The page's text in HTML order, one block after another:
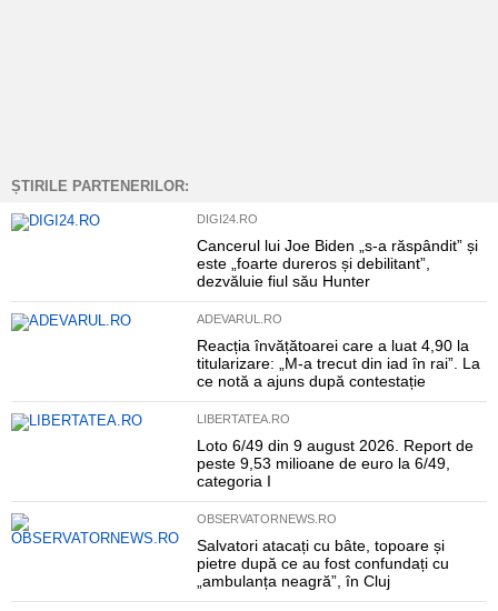
ȘTIRILE PARTENERILOR:
DIGI24.RO
Cancerul lui Joe Biden „s-a răspândit” și
este „foarte dureros și debilitant”,
dezvăluie fiul său Hunter
ADEVARUL.RO
Reacția învățătoarei care a luat 4,90 la
titularizare: „M-a trecut din iad în rai”. La
ce notă a ajuns după contestație
LIBERTATEA.RO
Loto 6/49 din 9 august 2026. Report de
peste 9,53 milioane de euro la 6/49,
categoria I
OBSERVATORNEWS.RO
Salvatori atacați cu bâte, topoare și
pietre după ce au fost confundați cu
„ambulanța neagră”, în Cluj